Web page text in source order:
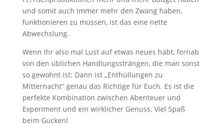
und somit auch immer mehr den Zwang haben,
funktionieren zu müssen, ist das eine nette
Abwechslung.
Wenn Ihr also mal Lust auf etwas neues habt, fernab
von den üblichen Handlungssträngen, die man sonst
so gewohnt ist: Dann ist „Enthüllungen zu
Mitternacht“ genau das Richtige für Euch. Es ist die
perfekte Kombination zwischen Abenteuer und
Experiment und ein wirklicher Genuss. Viel Spaß
beim Gucken!